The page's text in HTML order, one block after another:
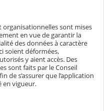
organisationnelles sont mises
en vue de garantir la
des données à caractère
soient déformées,
y aient accès. Des
sont faits par le Conseil
de s’assurer que l’application
en vigueur.